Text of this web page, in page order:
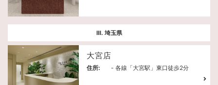
Ⅲ. 埼玉県
大宮店
住所: - 各線「大宮駅」東口徒歩2分